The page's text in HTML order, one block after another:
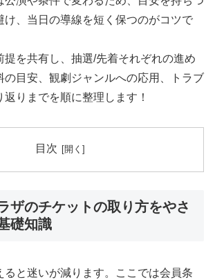
け、当日の導線を短く保つのがコツで
提を共有し、抽選/先着それぞれの進め
の目安、観劇ジャンルへの応用、トラブ
返りまでを順に整理します！
目次
ザのチケットの取り方をやさ
礎知識
ると迷いが減ります。ここでは会員条